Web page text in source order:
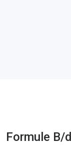
Formule B/